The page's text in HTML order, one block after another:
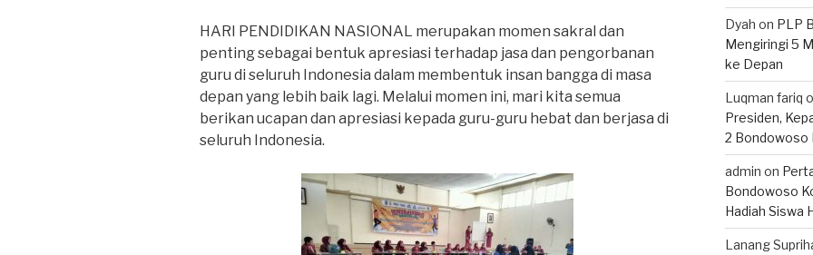
HARI PENDIDIKAN NASIONAL merupakan momen sakral dan
penting sebagai bentuk apresiasi terhadap jasa dan pengorbanan
guru di seluruh Indonesia dalam membentuk insan bangga di masa
depan yang lebih baik lagi. Melalui momen ini, mari kita semua
berikan ucapan dan apresiasi kepada guru-guru hebat dan berjasa di
seluruh Indonesia.
Dyah on PLP
Mengiringi 5
ke Depan
Luqman fariq
Presiden,
2 Bondowoso
admin on
Bondowoso
Hadiah Siswa
Lanang